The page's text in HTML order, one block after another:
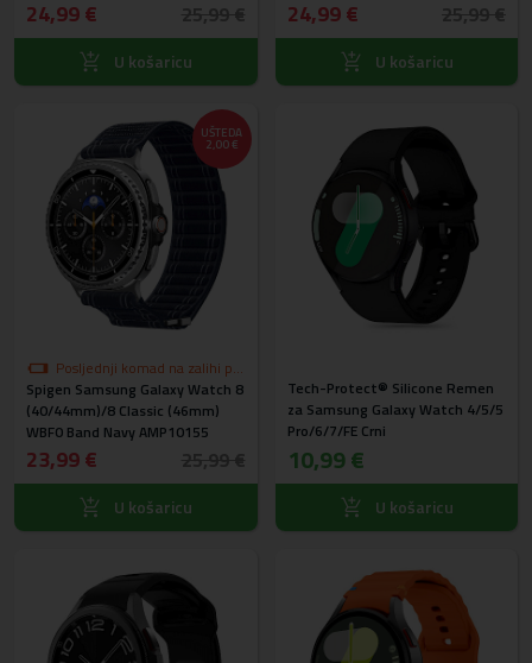
24,99 €
U košaricu
24,99 €
U košaricu
UŠTEDA
2,00 €
Posljednji komad na zalihi po
akcijskoj cijeni
Spigen Samsung Galaxy Watch 8
(40/44mm)/8 Classic (46mm)
WBF0 Band Navy AMP10155
23,99 €
U košaricu
Tech-Protect® Silicone Remen
za Samsung Galaxy Watch 4/5/5
Pro/6/7/FE Crni
10,99 €
U košaricu